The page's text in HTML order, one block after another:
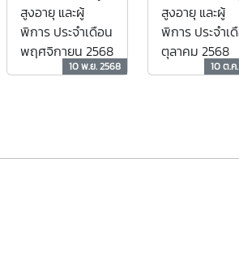
สูงอายุ และผู้
พิการ ประจำเดือน
พฤศจิกายน 2568
10 พ.ย. 2568
สูงอายุ และผู้
พิการ ประจำเ
ตุลาคม 2568
10 ต.ค